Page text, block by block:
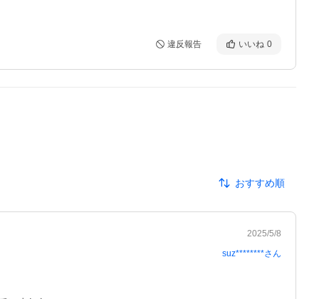
違反報告 いいね 0
おすすめ順
2025/5/8
suz********さん